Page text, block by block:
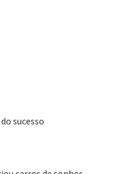
sucesso